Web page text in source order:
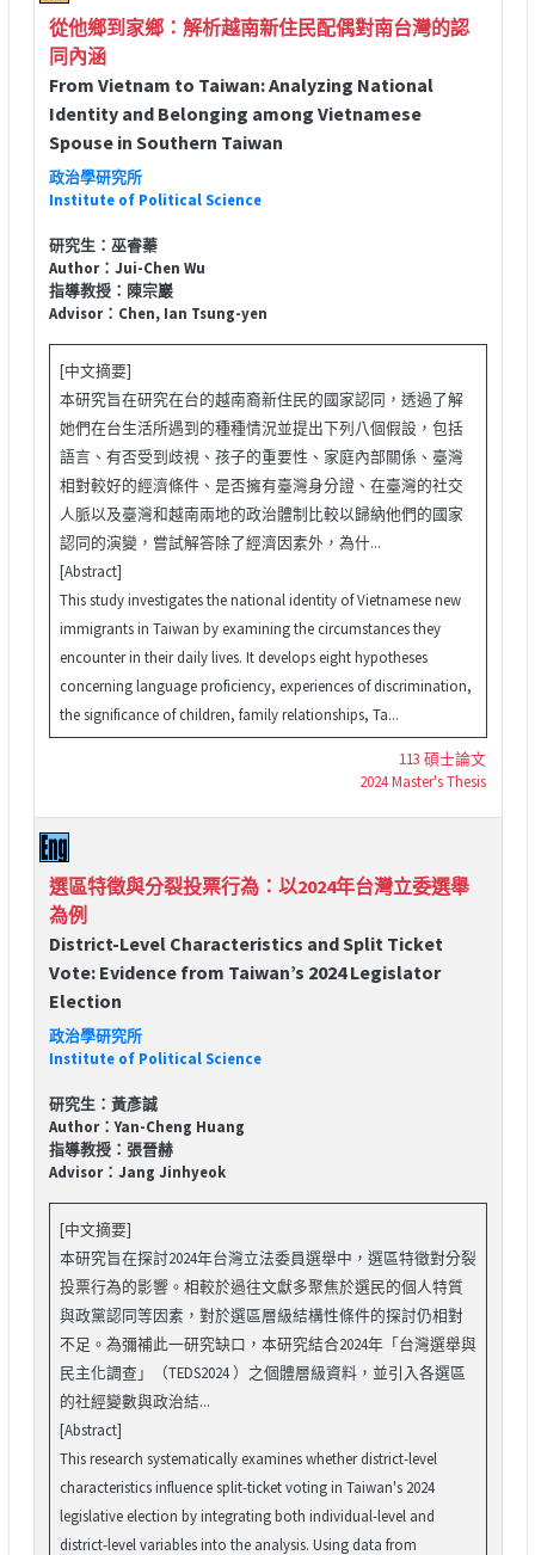
從他鄉到家鄉：解析越南新住民配偶對南台灣的認
同內涵
From Vietnam to Taiwan: Analyzing National
Identity and Belonging among Vietnamese
Spouse in Southern Taiwan
政治學研究所
Institute of Political Science
研究生：巫睿蓁
Author：Jui-Chen Wu
指導教授：陳宗巖
Advisor：Chen, Ian Tsung-yen
[中文摘要]
本研究旨在研究在台的越南裔新住民的國家認同，透過了解
她們在台生活所遇到的種種情況並提出下列八個假設，包括
語言、有否受到歧視、孩子的重要性、家庭內部關係、臺灣
相對較好的經濟條件、是否擁有臺灣身分證、在臺灣的社交
人脈以及臺灣和越南兩地的政治體制比較以歸納他們的國家
認同的演變，嘗試解答除了經濟因素外，為什...
[Abstract]
This study investigates the national identity of Vietnamese new
immigrants in Taiwan by examining the circumstances they
encounter in their daily lives. It develops eight hypotheses
concerning language proficiency, experiences of discrimination,
the significance of children, family relationships, Ta...
113 碩士論文
2024 Master's Thesis
選區特徵與分裂投票行為：以2024年台灣立委選舉
為例
District-Level Characteristics and Split Ticket
Vote: Evidence from Taiwan’s 2024 Legislator
Election
政治學研究所
Institute of Political Science
研究生：黃彥誠
Author：Yan-Cheng Huang
指導教授：張晉赫
Advisor：Jang Jinhyeok
[中文摘要]
本研究旨在探討2024年台灣立法委員選舉中，選區特徵對分裂
投票行為的影響。相較於過往文獻多聚焦於選民的個人特質
與政黨認同等因素，對於選區層級結構性條件的探討仍相對
不足。為彌補此一研究缺口，本研究結合2024年「台灣選舉與
民主化調查」（TEDS2024 ）之個體層級資料，並引入各選區
的社經變數與政治結...
[Abstract]
This research systematically examines whether district-level
characteristics influence split-ticket voting in Taiwan's 2024
legislative election by integrating both individual-level and
district-level variables into the analysis. Using data from